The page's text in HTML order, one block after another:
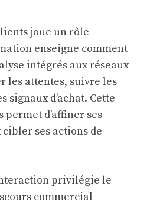
joue un rôle
enseigne comment
intégrés aux réseaux
les attentes, suivre les
signaux d’achat. Cette
d’affiner ses
ses actions de
privilégie le
commercial